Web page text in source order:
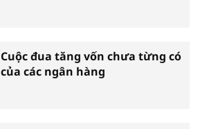
Cuộc đua tăng vốn chưa từng có
của các ngân hàng